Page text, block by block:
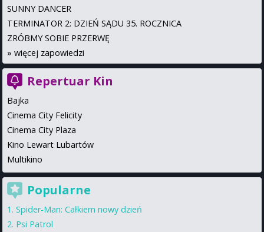
SUNNY DANCER
TERMINATOR 2: DZIEŃ SĄDU 35. ROCZNICA
ZRÓBMY SOBIE PRZERWĘ
» więcej zapowiedzi
Repertuar Kin
Bajka
Cinema City Felicity
Cinema City Plaza
Kino Lewart Lubartów
Multikino
Popularne
Spider-Man: Całkiem nowy dzień
Psi Patrol